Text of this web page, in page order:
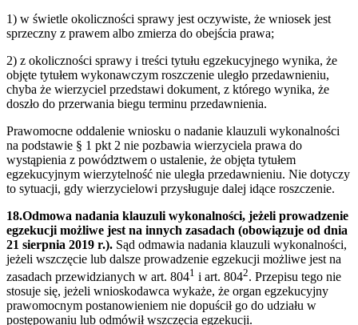
1) w świetle okoliczności sprawy jest oczywiste, że wniosek jest
sprzeczny z prawem albo zmierza do obejścia prawa;
2) z okoliczności sprawy i treści tytułu egzekucyjnego wynika, że
objęte tytułem wykonawczym roszczenie uległo przedawnieniu,
chyba że wierzyciel przedstawi dokument, z którego wynika, że
doszło do przerwania biegu terminu przedawnienia.
Prawomocne oddalenie wniosku o nadanie klauzuli wykonalności
na podstawie § 1 pkt 2 nie pozbawia wierzyciela prawa do
wystąpienia z powództwem o ustalenie, że objęta tytułem
egzekucyjnym wierzytelność nie uległa przedawnieniu. Nie dotyczy
to sytuacji, gdy wierzycielowi przysługuje dalej idące roszczenie.
18.Odmowa nadania klauzuli wykonalności, jeżeli prowadzenie
egzekucji możliwe jest na innych zasadach (obowiązuje od dnia
21 sierpnia 2019 r.). Sąd odmawia nadania klauzuli wykonalności,
jeżeli wszczęcie lub dalsze prowadzenie egzekucji możliwe jest na
zasadach przewidzianych w art. 8041 i art. 8042. Przepisu tego nie
stosuje się, jeżeli wnioskodawca wykaże, że organ egzekucyjny
prawomocnym postanowieniem nie dopuścił go do udziału w
postępowaniu lub odmówił wszczęcia egzekucji.